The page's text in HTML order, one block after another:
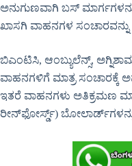
ಅನುಗುಣವಾಗಿ ಬಸ್
ಖಾಸಗಿ ವಾಹನಗಳ
ಬಿಎಂಟಿಸಿ, ಆಂಬ್ಯುಲೆನ್ಸ್,
ವಾಹನಗಳಿಗೆ ಮಾತ್ರ ಸಂಚಾರಕ್ಕೆ
ಇತರೆ ವಾಹನಗಳು ಅತಿಕ್ರಮಣ
ರೀನ್‌ಫೋರ್ಸ್ಡ್)